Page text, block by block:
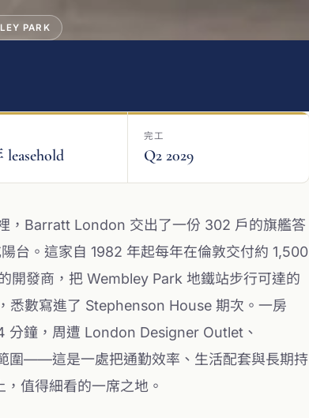
PARK
leasehold
完工
Q2 2029
，Barratt London 交出了一份 302 戶的旗艦答
台。這家自 1982 年起每年在倫敦交付約 1,500
開發商，把 Wembley Park 地鐵站步行可達的
悉數寫進了 Stephenson House 期次。一房
鐘，周遭 London Designer Outlet、
圍——這是一處把通勤效率、生活配套與長期持
值得細看的一席之地。